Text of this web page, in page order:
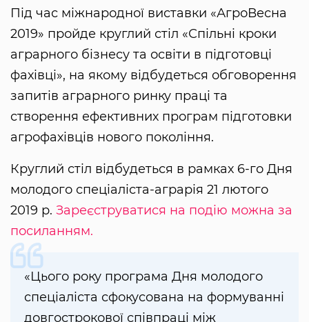
Під час міжнародної виставки «АгроВесна
2019» пройде круглий стіл «Спільні кроки
аграрного бізнесу та освіти в підготовці
фахівці», на якому відбудеться обговорення
запитів аграрного ринку праці та
створення ефективних програм підготовки
агрофахівців нового покоління.
Круглий стіл відбудеться в рамках 6-го Дня
молодого спеціаліста-аграрія 21 лютого
2019 р. Зареєструватися на подію можна за
посиланням.
«Цього року програма Дня молодого
спеціаліста сфокусована на формуванні
довгострокової співпраці між